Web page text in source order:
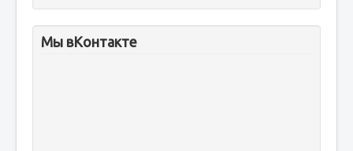
Мы вКонтакте